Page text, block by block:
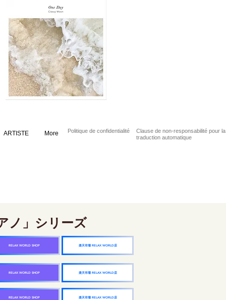
ARTISTE More Politique de confidentialité
Clause de non-responsabilité pour la
traduction automatique
ノ」シリーズ
楽天市場 RELAX WORLD店
RELAX WORLD SHOP
楽天市場 RELAX WORLD店
RELAX WORLD SHOP
楽天市場 RELAX WORLD店
RELAX WORLD SHOP